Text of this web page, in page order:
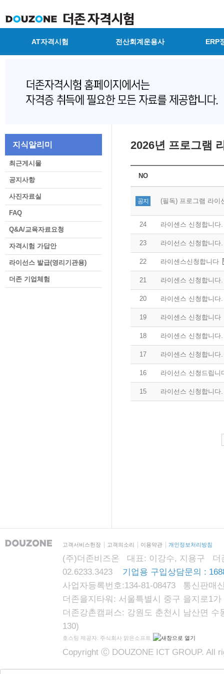
AT자격시험 전산회계운용사 ERP
지식알리미
최근게시물
공지사항
사진자료실
FAQ
Q&A/교육자료요청
자격시험 가답안
라이선스 발급(영리기관용)
더존 기업체험
2026년 프로그램
NO
공지 (필독) 프로그램 라이
24 라이센스 신청합니다.
23 라이선스 신청합니다.
22 라이센스신청합니다
21 라이센스 신청합니다.
20 라이센스 신청합니다.
19 라이센스 신청합니다
18 라이센스 신청합니다.
17 라이센스 신청합니다.
16 라이선스 신청드립니
15 라이선스 신청합니다.
고객서비스헌장 고객의소리 이용약관 개인정보처리방침
(주)더존비즈온 대표: 이강수, 지용구 더
02.6233.3423 기업용 구입상담문의 :
사업자등록번호:134-81-08473 통신판매
더존을지타워: 서울특별시 중구 을지로1
더존강촌캠퍼스: 강원도 춘천시 남산면
130)
호스팅 제공자: 주식회사 맑은소프트
Copyright Ⓒ DOUZONE ICT GROUP. All